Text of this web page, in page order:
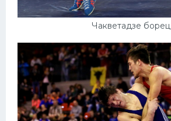
Чакветадзе борец